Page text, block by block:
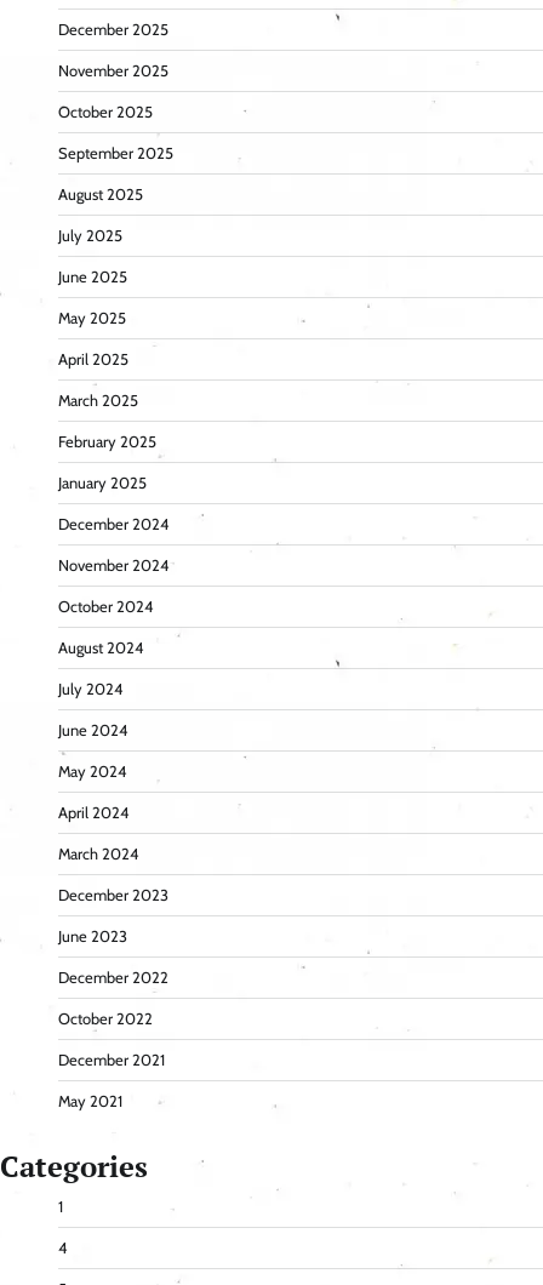
December 2025
November 2025
October 2025
September 2025
August 2025
July 2025
June 2025
May 2025
April 2025
March 2025
February 2025
January 2025
December 2024
November 2024
October 2024
August 2024
July 2024
June 2024
May 2024
April 2024
March 2024
December 2023
June 2023
December 2022
October 2022
December 2021
May 2021
Categories
1
4